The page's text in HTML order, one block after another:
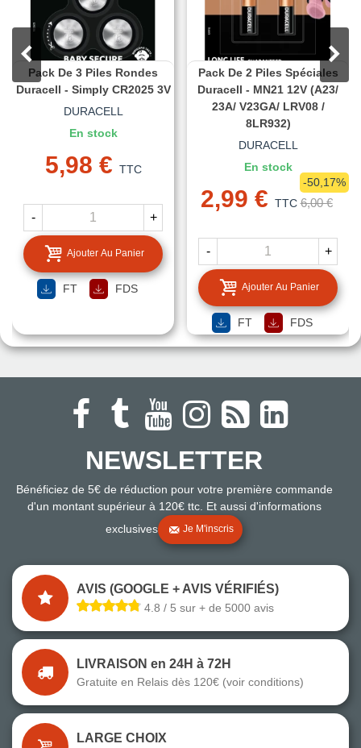
Pack De 3 Piles Rondes
Duracell - Simply CR2025 3V
DURACELL
En stock
5,98 € TTC
- +
Ajouter Au Panier
FT FDS
Pack De 2 Piles Spéciales
Duracell - MN21 12V (A23/
23A/ V23GA/ LRV08 /
8LR932)
DURACELL
En stock
2,99 € TTC 6,00 €
-50,17%
- +
Ajouter Au Panier
FT FDS
NEWSLETTER
Bénéficiez de 5€ de réduction pour votre première commande
d'un montant supérieur à 120€ ttc. Et aussi d'informations
exclusives
Je M'inscris
AVIS (GOOGLE + AVIS VÉRIFIÉS)
4.8 / 5 sur + de 5000 avis
LIVRAISON en 24H à 72H
Gratuite en Relais dès 120€ (voir conditions)
LARGE CHOIX